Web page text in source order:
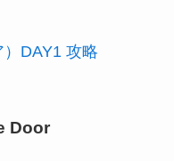
DAY1 攻略
Door